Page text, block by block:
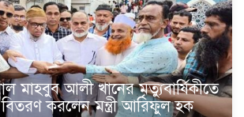
মাহবুব আলী খানের মৃত্যুবার্ষিকীতে
করলেন মন্ত্রী আরিফুল হক